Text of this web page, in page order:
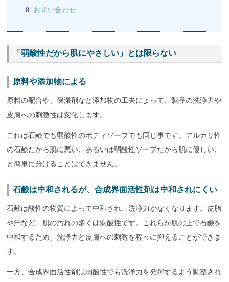
お問い合わせ
「弱酸性だから肌にやさしい」とは限らない
原料や添加物による
原料の配合や、保湿剤など添加物の工夫によって、製品の洗浄力や
皮膚への刺激性は変化します。
これは石鹸でも弱酸性のボディソープでも同じ事です。アルカリ性
の石鹸だから肌に悪い、あるいは弱酸性ソープだから肌に優しい、
と簡単に分けることはできません。
石鹸は中和されるが、合成界面活性剤は中和されにくい
石鹸は酸性の物質によって中和され、洗浄力がなくなります。皮脂
や汗など、肌の汚れの多くは弱酸性です。これらが肌の上で石鹸を
中和するため、洗浄力と皮膚への刺激を程々に抑えることができま
す。
一方、合成界面活性剤は弱酸性でも洗浄力を発揮するよう調整され